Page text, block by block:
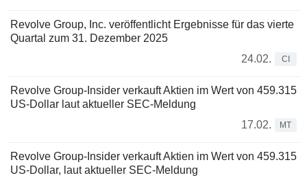
Revolve Group, Inc. veröffentlicht Ergebnisse für das vierte
Quartal zum 31. Dezember 2025
24.02.
CI
Revolve Group-Insider verkauft Aktien im Wert von 459.315
US-Dollar laut aktueller SEC-Meldung
17.02.
MT
Revolve Group-Insider verkauft Aktien im Wert von 459.315
US-Dollar, laut aktueller SEC-Meldung